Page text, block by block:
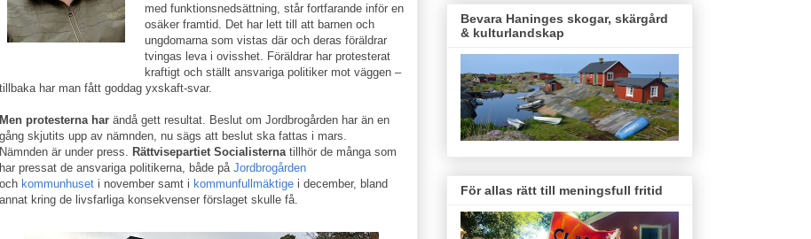
med funktionsnedsättning, står fortfarande inför en
osäker framtid. Det har lett till att barnen och
ungdomarna som vistas där och deras föräldrar
tvingas leva i ovisshet. Föräldrar har protesterat
kraftigt och ställt ansvariga politiker mot väggen –
tillbaka har man fått goddag yxskaft-svar.
Men protesterna har ändå gett resultat. Beslut om Jordbrogården har än en
gång skjutits upp av nämnden, nu sägs att beslut ska fattas i mars.
Nämnden är under press.
Rättvisepartiet Socialisterna tillhör de många som
har pressat de ansvariga politikerna, både på Jordbrogården
och kommunhuset i november samt i kommunfullmäktige i december, bland
annat kring de livsfarliga konsekvenser förslaget skulle få.
Bevara Haninges skogar, skärgård
& kulturlandskap
För allas rätt till meningsfull fritid